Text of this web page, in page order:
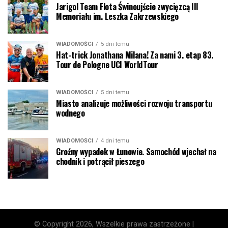
Jarigol Team Flota Świnoujście zwycięzcą III
Memoriału im. Leszka Zakrzewskiego
WIADOMOŚCI 5 dni temu
Hat-trick Jonathana Milana! Za nami 3. etap 83.
Tour de Pologne UCI WorldTour
WIADOMOŚCI 5 dni temu
Miasto analizuje możliwości rozwoju transportu
wodnego
WIADOMOŚCI 4 dni temu
Groźny wypadek w Łunowie. Samochód wjechał na
chodnik i potrącił pieszego
© Copyright 2026, Wszelkie prawa zastrzeżone |